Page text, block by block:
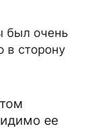
был очень
в сторону
ее